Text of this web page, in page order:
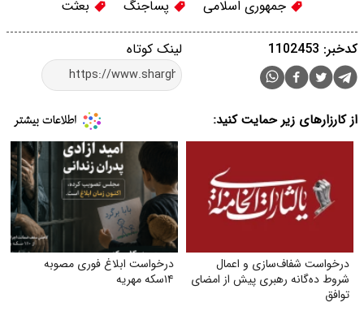
جمهوری اسلامی پساجنگ بعثت
لینک کوتاه کدخبر: 1102453
از کارزارهای زیر حمایت کنید:
درخواست شفاف‌سازی و اعمال
شروط ده‌گانه رهبری پیش از امضای
توافق
درخواست ابلاغ فوری مصوبه
۱۴سکه مهریه